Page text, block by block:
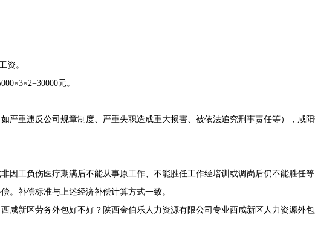
资。
元。
严重违反公司规章制度、严重失职造成重大损害、被依法追究刑事责任等），咸
因工负伤医疗期满后不能从事原工作、不能胜任工作经培训或调岗后仍不能胜任
。补偿标准与上述经济补偿计算方式一致。
咸新区劳务外包好不好？陕西金伯乐人力资源有限公司专业西咸新区人力资源外